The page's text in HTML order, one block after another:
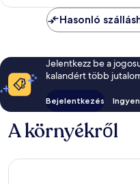
Hasonló
Jelentkezz be a
kalandért több
Bejelentkezés
A környékről